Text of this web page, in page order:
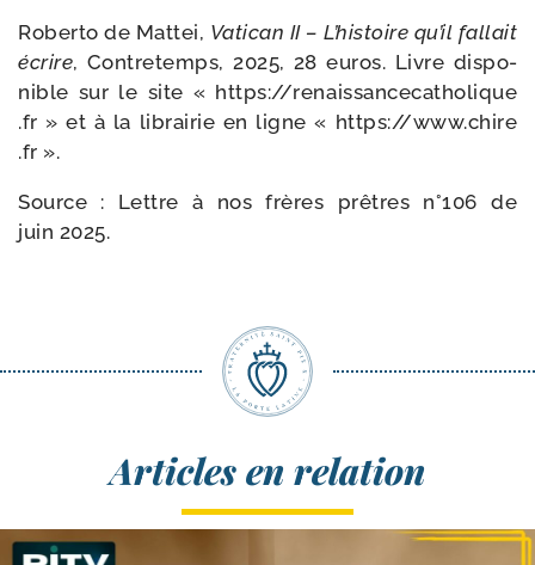
Roberto de Mattei, Vatican II – L’histoire qu’il fal­lait
écrire, Contretemps, 2025, 28 euros. Livre dis­po­
nible sur le site « https://​renais​san​ce​ca​tho​lique​
.fr » et à la librai­rie en ligne « https://​www​.chire​
.fr ».
Source : Lettre à nos frères prêtres n°106 de
juin 2025.
Articles en relation